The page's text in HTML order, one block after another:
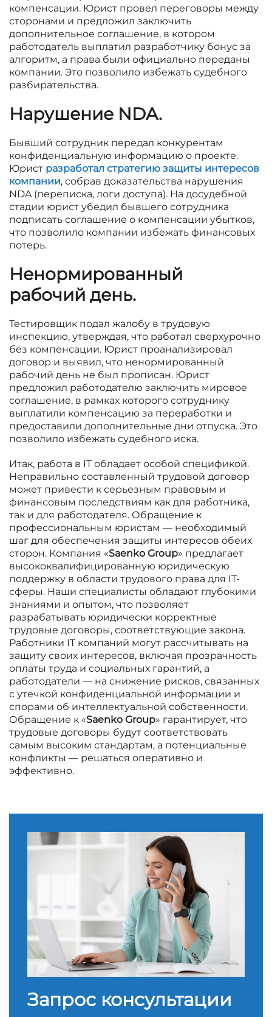
компенсации. Юрист провел переговоры между
сторонами и предложил заключить
дополнительное соглашение, в котором
работодатель выплатил разработчику бонус за
алгоритм, а права были официально переданы
компании. Это позволило избежать судебного
разбирательства.
Нарушение NDA.
Бывший сотрудник передал конкурентам
конфиденциальную информацию о проекте.
Юрист разработал стратегию защиты интересов
компании, собрав доказательства нарушения
NDA (переписка, логи доступа). На досудебной
стадии юрист убедил бывшего сотрудника
подписать соглашение о компенсации убытков,
что позволило компании избежать финансовых
потерь.
Ненормированный
рабочий день.
Тестировщик подал жалобу в трудовую
инспекцию, утверждая, что работал сверхурочно
без компенсации. Юрист проанализировал
договор и выявил, что ненормированный
рабочий день не был прописан. Юрист
предложил работодателю заключить мировое
соглашение, в рамках которого сотруднику
выплатили компенсацию за переработки и
предоставили дополнительные дни отпуска. Это
позволило избежать судебного иска.
Итак, работа в IT обладает особой спецификой.
Неправильно составленный трудовой договор
может привести к серьезным правовым и
финансовым последствиям как для работника,
так и для работодателя. Обращение к
профессиональным юристам — необходимый
шаг для обеспечения защиты интересов обеих
сторон. Компания «Saenko Group» предлагает
высококвалифицированную юридическую
поддержку в области трудового права для IT-
сферы. Наши специалисты обладают глубокими
знаниями и опытом, что позволяет
разрабатывать юридически корректные
трудовые договоры, соответствующие закона.
Работники IT компаний могут рассчитывать на
защиту своих интересов, включая прозрачность
оплаты труда и социальных гарантий, а
работодатели — на снижение рисков, связанных
с утечкой конфиденциальной информации и
спорами об интеллектуальной собственности.
Обращение к «Saenko Group» гарантирует, что
трудовые договоры будут соответствовать
самым высоким стандартам, а потенциальные
конфликты — решаться оперативно и
эффективно.
Запрос консультации